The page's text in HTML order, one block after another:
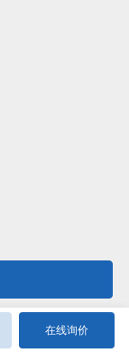
在线询价